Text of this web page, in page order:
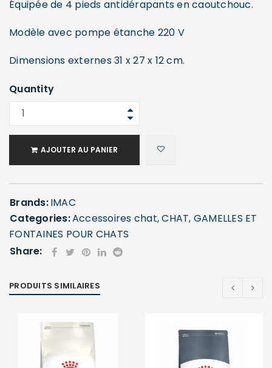
de passe *
DE PASSE PERDU ?
Équipée de 4 pieds antidérapants en caoutchouc.
Modèle avec pompe étanche 220 V
Dimensions externes 31 x 27 x 12 cm.
Quantity
AJOUTER AU PANIER
Brands:IMAC
Categories:Accessoires chat,CHAT, GAMELLES ET
FONTAINES POUR CHATS
Share:
PRODUITS SIMILAIRES